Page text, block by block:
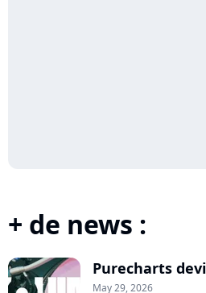
+ de news :
Purecharts
May 29, 2026